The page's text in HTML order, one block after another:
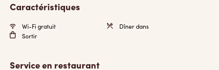
Caractéristiques
Wi-Fi gratuit
Dîner dans
Sortir
Service en restaurant